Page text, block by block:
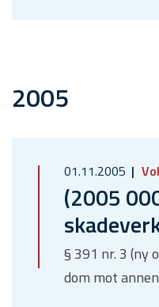
2005
01.11.2005
(2005
§ 391 nr. 3 (ny
dom mot